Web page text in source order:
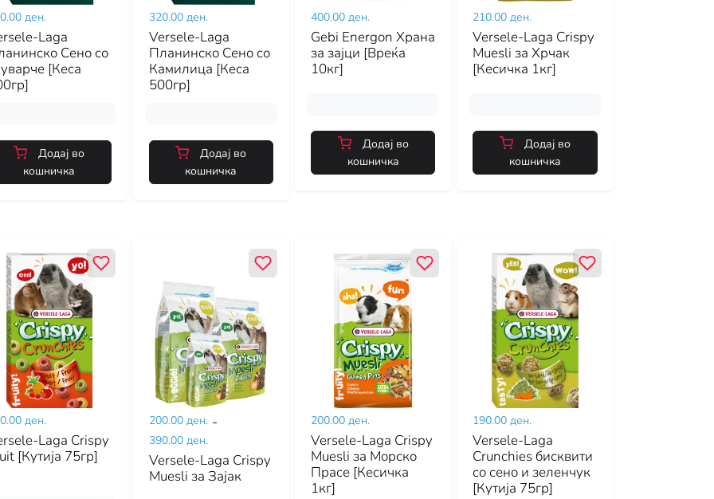
ден.
Laga
Сено со
[Кеса
Додај во
кошничка
320.00 ден.
Versele-Laga
Планинско Сено со
Камилица [Кеса
500гр]
Додај во
кошничка
400.00 ден.
Gebi Energon Храна
за зајци [Вреќа
10кг]
Додај во
кошничка
210.00 ден.
Versele-Laga Crispy
Muesli за Хрчак
[Кесичка 1кг]
Додај во
кошничка
ден.
Laga Crispy
[Кутија 75гр]
200.00 ден. -
390.00 ден.
Versele-Laga Crispy
Muesli за Зајак
200.00 ден.
Versele-Laga Crispy
Muesli за Морско
Прасе [Кесичка
1кг]
190.00 ден.
Versele-Laga
Crunchies бисквити
со сено и зеленчук
[Кутија 75гр]